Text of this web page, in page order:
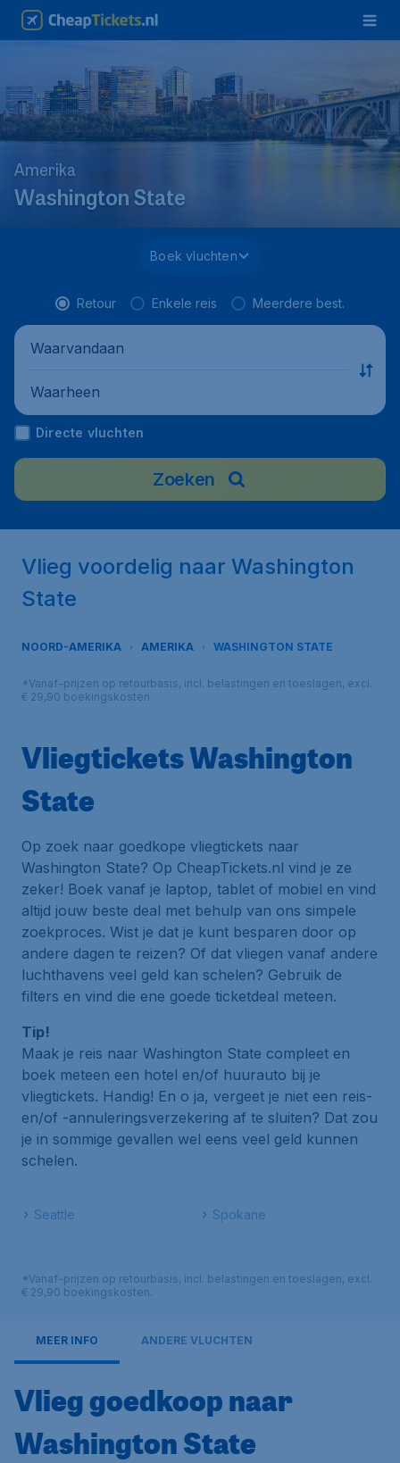
Amerika
Washington State
Boek vluchten
Retour Enkele reis Meerdere best.
Waarvandaan
Waarheen
Directe vluchten
Zoeken
Vlieg voordelig naar Washington
State
NOORD-AMERIKA AMERIKA WASHINGTON STATE
*Vanaf-prijzen op retourbasis, incl. belastingen en toeslagen, excl.
€ 29,90 boekingskosten.
Vliegtickets Washington
State
Op zoek naar goedkope vliegtickets naar
Washington State? Op CheapTickets.nl vind je ze
zeker! Boek vanaf je laptop, tablet of mobiel en vind
altijd jouw beste deal met behulp van ons simpele
zoekproces. Wist je dat je kunt besparen door op
andere dagen te reizen? Of dat vliegen vanaf andere
luchthavens veel geld kan schelen? Gebruik de
filters en vind die ene goede ticketdeal meteen.
Tip!
Maak je reis naar Washington State compleet en
boek meteen een hotel en/of huurauto bij je
vliegtickets. Handig! En o ja, vergeet je niet een reis-
en/of -annuleringsverzekering af te sluiten? Dat zou
je in sommige gevallen wel eens veel geld kunnen
schelen.
Seattle Spokane
*Vanaf-prijzen op retourbasis, incl. belastingen en toeslagen, excl.
€ 29,90 boekingskosten.
MEER INFO ANDERE VLUCHTEN
Vlieg goedkoop naar
Washington State